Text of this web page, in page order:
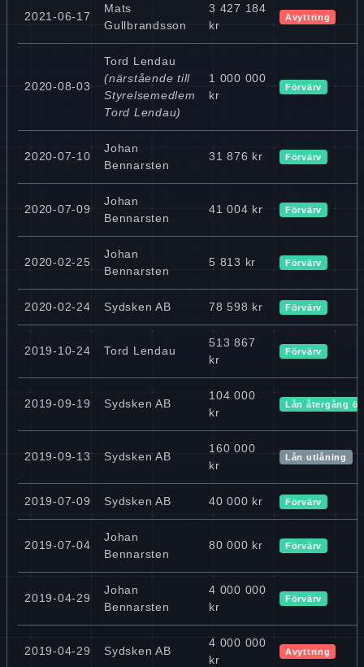
2021-06-17
Mats
Gullbrandsson
3 427 184
kr
Avyttring
2020-08-03
Tord Lendau
(närstående till
Styrelsemedlem
Tord Lendau)
1 000 000
kr
Förvärv
2020-07-10
Johan
Bennarsten
31 876 kr Förvärv
2020-07-09
Johan
Bennarsten
41 004 kr Förvärv
2020-02-25
Johan
Bennarsten
5 813 kr Förvärv
2020-02-24 Sydsken AB 78 598 kr Förvärv
2019-10-24 Tord Lendau
513 867
kr
Förvärv
2019-09-19 Sydsken AB
104 000
kr
Lån återgång
2019-09-13 Sydsken AB
160 000
kr
Lån utlåning
2019-07-09 Sydsken AB 40 000 kr Förvärv
2019-07-04
Johan
Bennarsten
80 000 kr Förvärv
2019-04-29
Johan
Bennarsten
4 000 000
kr
Förvärv
2019-04-29 Sydsken AB
4 000 000
kr
Avyttring